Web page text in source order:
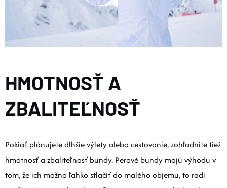
HMOTNOSŤ A
ZBALITEĽNOSŤ
Pokiaľ plánujete dlhšie výlety alebo cestovanie, zohľadnite tiež
hmotnosť a zbaliteľnosť bundy. Perové bundy majú výhodu v
tom, že ich možno ľahko stlačiť do malého objemu, to radi